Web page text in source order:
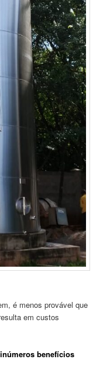
é menos provável que
em custos
benefícios